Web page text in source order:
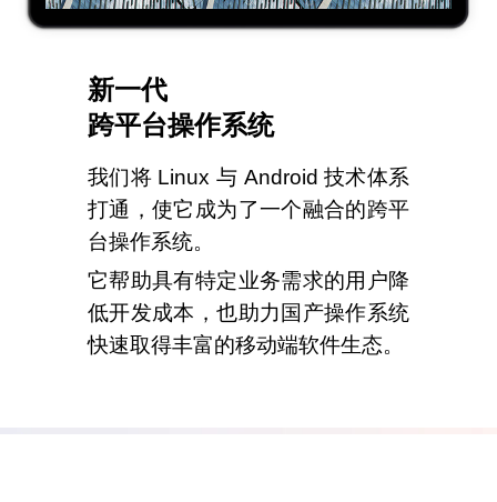
新一代
跨平台操作系统
我们将 Linux 与 Android 技术体系
打通，使它成为了一个融合的跨平
台操作系统。
它帮助具有特定业务需求的用户降
低开发成本，也助力国产操作系统
快速取得丰富的移动端软件生态。